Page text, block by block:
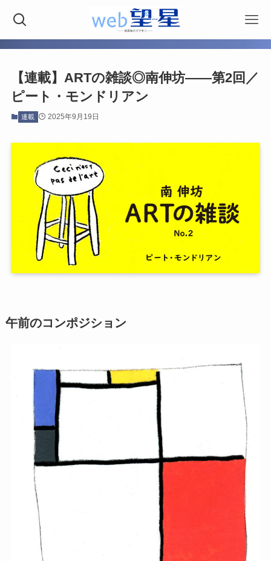
【連載】ARTの雑談◎南伸坊——第2回／
ピート・モンドリアン
連載 2025年9月19日
午前のコンポジション